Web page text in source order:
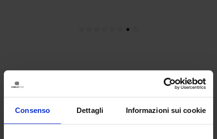
Consenso Dettagli Informazioni sui cookie